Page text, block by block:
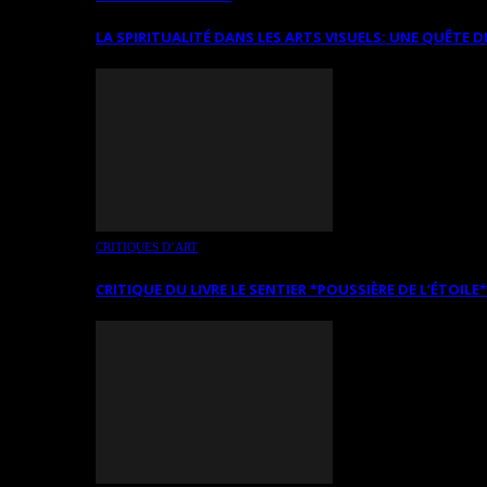
LA SPIRITUALITÉ DANS LES ARTS VISUELS: UNE QUÊTE
CRITIQUES D’ART
CRITIQUE DU LIVRE LE SENTIER *POUSSIÈRE DE L’ÉTOILE*